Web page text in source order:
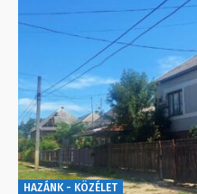
HAZÁNK - KÖZÉLET